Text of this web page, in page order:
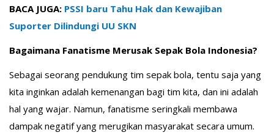
BACA JUGA: PSSI baru Tahu Hak dan Kewajiban
Suporter Dilindungi UU SKN
Bagaimana Fanatisme Merusak Sepak Bola Indonesia?
Sebagai seorang pendukung tim sepak bola, tentu saja yang
kita inginkan adalah kemenangan bagi tim kita, dan ini adalah
hal yang wajar. Namun, fanatisme seringkali membawa
dampak negatif yang merugikan masyarakat secara umum.